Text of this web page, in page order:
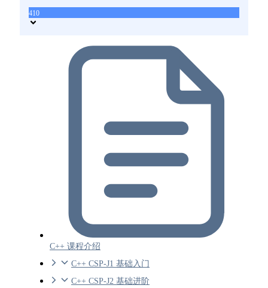
410
C++ 课程介绍
C++ CSP-J1 基础入门
C++ CSP-J2 基础进阶